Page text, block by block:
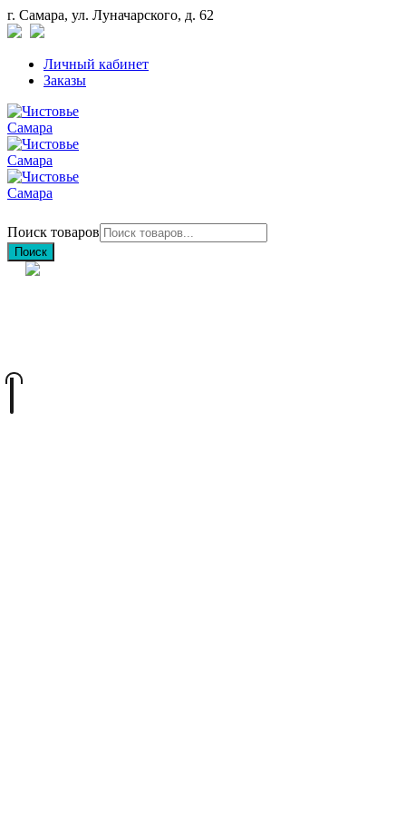
г. Самара, ул. Луначарского, д. 62
Личный кабинет
Заказы
Поиск товаров
Поиск